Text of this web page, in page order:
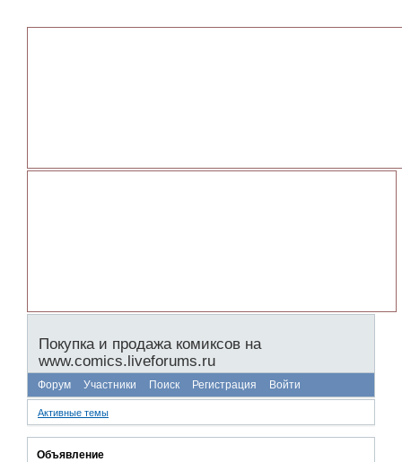
Покупка и продажа комиксов на
www.comics.liveforums.ru
Форум Участники Поиск Регистрация Войти
Активные темы
Объявление